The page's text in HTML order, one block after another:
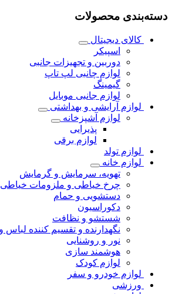
دسته‌بندی محصولات
کالای دیجیتال
اسپیکر
دوربین و تجهیزات جانبی
لوازم چانبی لپ تاپ
گیمینگ
لوازم جانبی موبایل
لوازم آرایشی و بهداشتی
لوازم آشپزخانه
پذیرایی
لوازم برقی
لوازم تولد
لوازم خانه
تهویه، سرمایش و گرمایش
چرخ خیاطی و ملزومات خیاطی
دستشویی و حمام
دکوراسیون
شستشو و نظافت
نگهدارنده و تقسیم کننده لباس
نور و روشنایی
هوشمند سازی
لوازم کودک
لوازم خودرو و سفر
ورزشی